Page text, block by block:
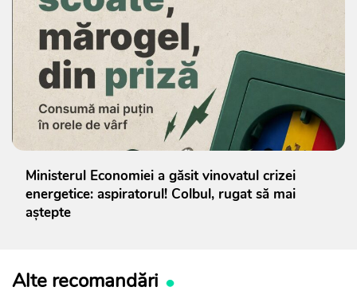
Ministerul Economiei a găsit vinovatul crizei
energetice: aspiratorul! Colbul, rugat să mai
aștepte
Alte recomandări